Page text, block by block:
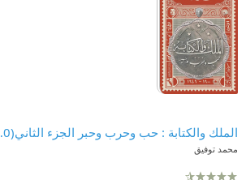
الملك
محمد توفيق